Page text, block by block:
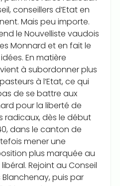
conseillers d’Etat en
Mais peu importe.
le Nouvelliste vaudois
Monnard et en fait le
En matière
à subordonner plus
à l’Etat, ce qui
de se battre aux
pour la liberté de
radicaux, dès le début
dans le canton de
mener une
plus marquée au
Rejoint au Conseil
Blanchenay, puis par